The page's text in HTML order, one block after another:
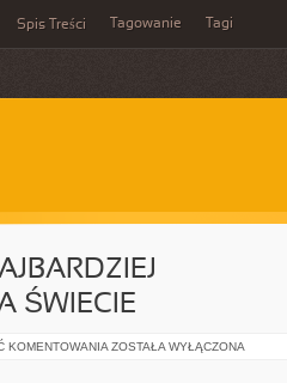
Spis Treści Tagowanie Tagi
ŚWIECIE
KOMENTOWANIA JAPONIA,
ZOSTAŁA WYŁĄCZONA